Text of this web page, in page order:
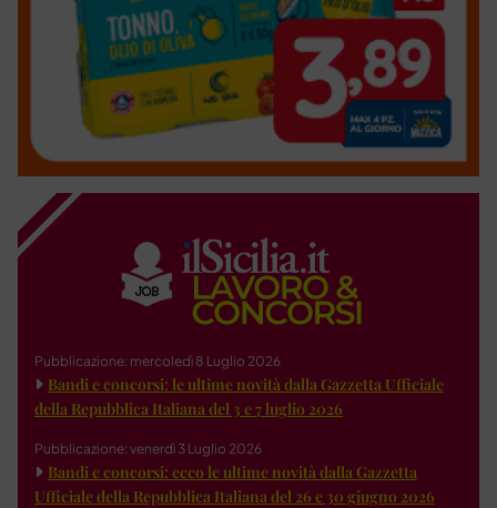
Pubblicazione: mercoledì 8 Luglio 2026
Bandi e concorsi: le ultime novità dalla Gazzetta Ufficiale
della Repubblica Italiana del 3 e 7 luglio 2026
Pubblicazione: venerdì 3 Luglio 2026
Bandi e concorsi: ecco le ultime novità dalla Gazzetta
Ufficiale della Repubblica Italiana del 26 e 30 giugno 2026